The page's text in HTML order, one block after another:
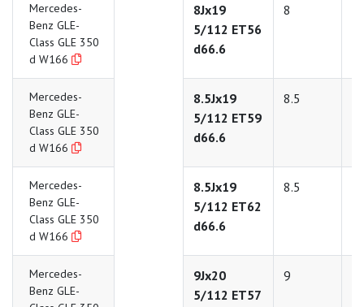
Mercedes-
Benz GLE-
Class GLE 350
d W166
8Jx19
5/112 ET56
d66.6
8
Mercedes-
Benz GLE-
Class GLE 350
d W166
8.5Jx19
5/112 ET59
d66.6
8.5
Mercedes-
Benz GLE-
Class GLE 350
d W166
8.5Jx19
5/112 ET62
d66.6
8.5
Mercedes-
Benz GLE-
9Jx20
5/112 ET57
9